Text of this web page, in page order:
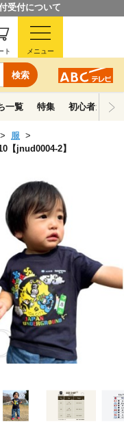
受付について
検索
ト メニュー
一覧 特集 初心者ガイド
服
【jnud0004-2】